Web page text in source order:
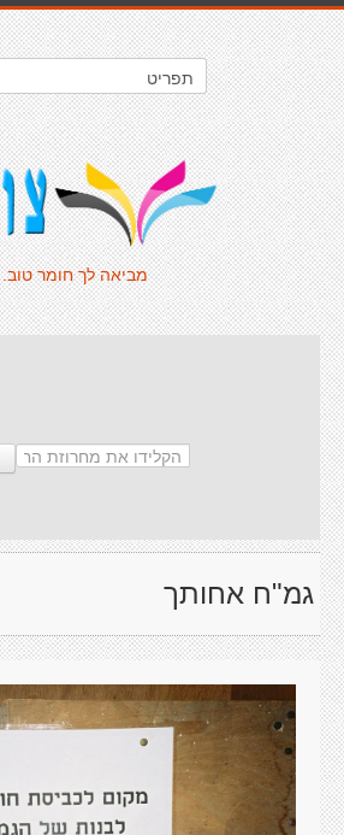
מביאה לך חומר טוב.
גמ"ח אחותך